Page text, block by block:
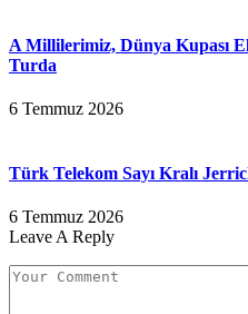
A Millilerimiz, Dünya Kupası
Turda
6 Temmuz 2026
Türk Telekom Sayı Kralı
6 Temmuz 2026
Leave A Reply